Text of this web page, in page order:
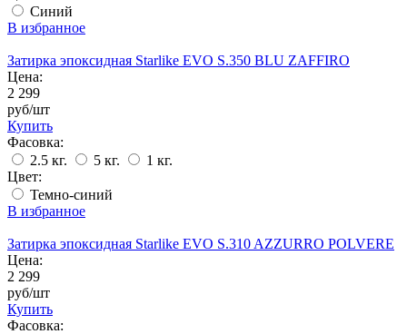
Синий
В избранное
Затирка эпоксидная Starlike EVO S.350 BLU ZAFFIRO
Цена:
2 299
руб/шт
Купить
Фасовка:
2.5 кг.
5 кг.
1 кг.
Цвет:
Темно-синий
В избранное
Затирка эпоксидная Starlike EVO S.310 AZZURRO POLVERE
Цена:
2 299
руб/шт
Купить
Фасовка: